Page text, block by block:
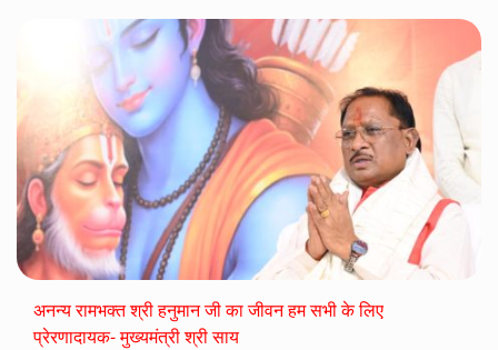
अनन्य रामभक्त श्री हनुमान जी का जीवन हम सभी के लिए
प्रेरणादायक- मुख्यमंत्री श्री साय